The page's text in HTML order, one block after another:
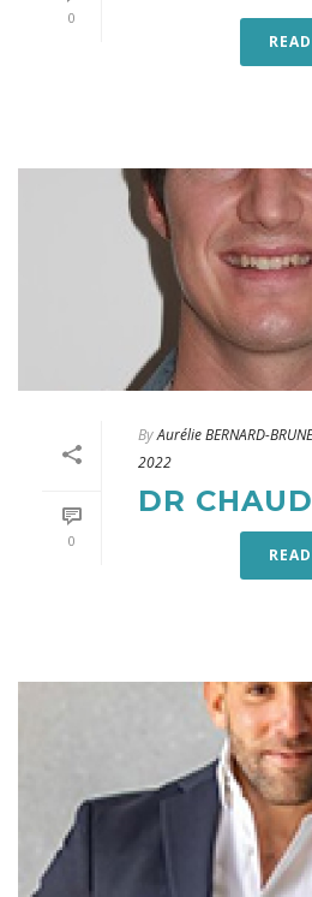
0
0
ByAurélie BERNARD-
2022
DR